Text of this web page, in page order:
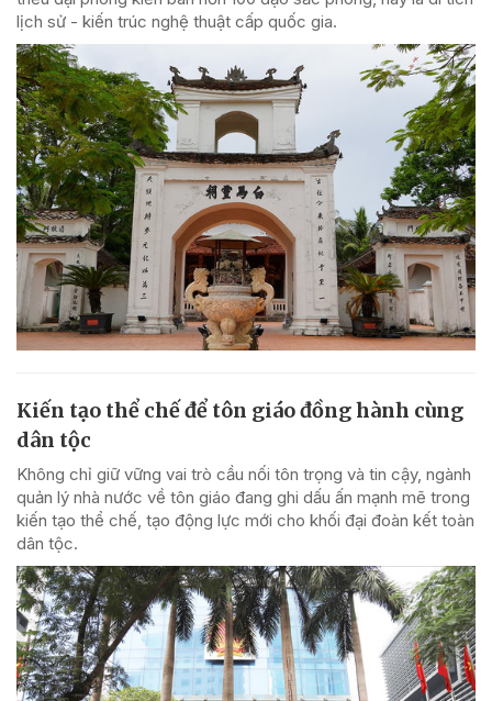
lịch sử - kiến trúc nghệ thuật cấp quốc gia.
Kiến tạo thể chế để tôn giáo đồng hành cùng
dân tộc
Không chỉ giữ vững vai trò cầu nối tôn trọng và tin cậy, ngành
quản lý nhà nước về tôn giáo đang ghi dấu ấn mạnh mẽ trong
kiến tạo thể chế, tạo động lực mới cho khối đại đoàn kết toàn
dân tộc.